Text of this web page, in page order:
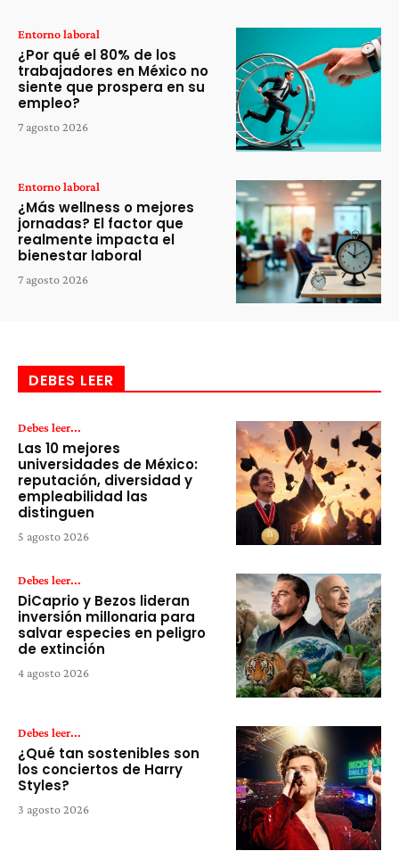
Entorno laboral
¿Por qué el 80% de los
trabajadores en México no
siente que prospera en su
empleo?
7 agosto 2026
Entorno laboral
¿Más wellness o mejores
jornadas? El factor que
realmente impacta el
bienestar laboral
7 agosto 2026
DEBES LEER
Debes leer...
Las 10 mejores
universidades de México:
reputación, diversidad y
empleabilidad las
distinguen
5 agosto 2026
Debes leer...
DiCaprio y Bezos lideran
inversión millonaria para
salvar especies en peligro
de extinción
4 agosto 2026
Debes leer...
¿Qué tan sostenibles son
los conciertos de Harry
Styles?
3 agosto 2026